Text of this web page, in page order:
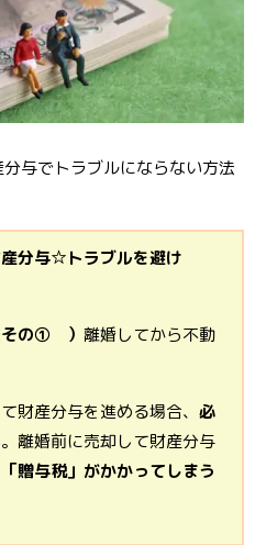
与でトラブルにならない方法
分与☆トラブルを避け
その① ） 離婚してから不動
産分与を進める場合、 必
離婚前に売却して財産分与
「贈与税」がかかってしまう